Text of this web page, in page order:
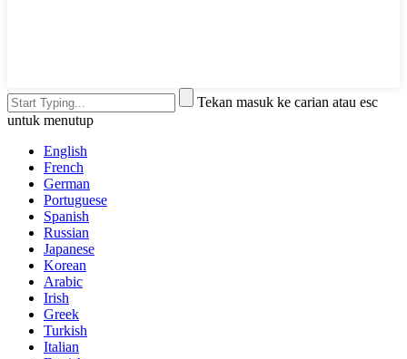
Tekan masuk ke carian atau esc
untuk menutup
English
French
German
Portuguese
Spanish
Russian
Japanese
Korean
Arabic
Irish
Greek
Turkish
Italian